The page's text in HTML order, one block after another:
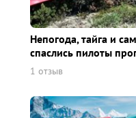
Непогода, тайга и
спаслись пилоты
1 отзыв